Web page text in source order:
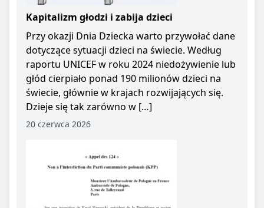
Kapitalizm głodzi i zabija dzieci
Przy okazji Dnia Dziecka warto przywołać dane
dotyczące sytuacji dzieci na świecie. Według
raportu UNICEF w roku 2024 niedożywienie lub
głód cierpiało ponad 190 milionów dzieci na
świecie, głównie w krajach rozwijających się.
Dzieje się tak zarówno w […]
20 czerwca 2026